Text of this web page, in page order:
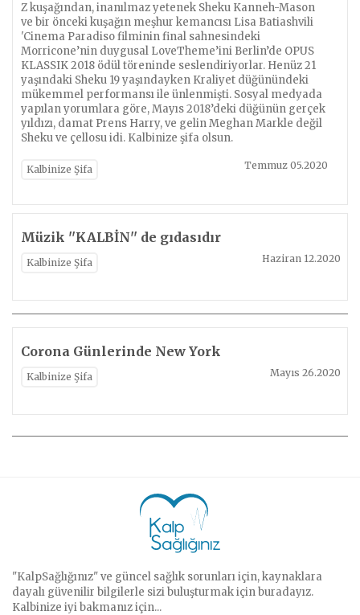
Z kuşağından, inanılmaz yetenek Sheku Kanneh-Mason
ve bir önceki kuşağın meşhur kemancısı Lisa Batiashvili
'Cinema Paradiso filminin final sahnesindeki
Morricone’nin duygusal LoveTheme’ini Berlin’de OPUS
KLASSIK 2018 ödül töreninde seslendiriyorlar. Henüz 21
yaşındaki Sheku 19 yaşındayken Kraliyet düğünündeki
mükemmel performansı ile ünlenmişti. Sosyal medyada
yapılan yorumlara göre, Mayıs 2018’deki düğünün gerçek
yıldızı, damat Prens Harry, ve gelin Meghan Markle değil
Sheku ve çellosu idi. Kalbinize şifa olsun.
Kalbinize Şifa Temmuz 05.2020
Müzik ''KALBİN'' de gıdasıdır
Kalbinize Şifa Haziran 12.2020
Corona Günlerinde New York
Kalbinize Şifa Mayıs 26.2020
"KalpSağlığınız" ve güncel sağlık sorunları için, kaynaklara
dayalı güvenilir bilgilerle sizi buluşturmak için buradayız.
Kalbinize iyi bakmanız için...